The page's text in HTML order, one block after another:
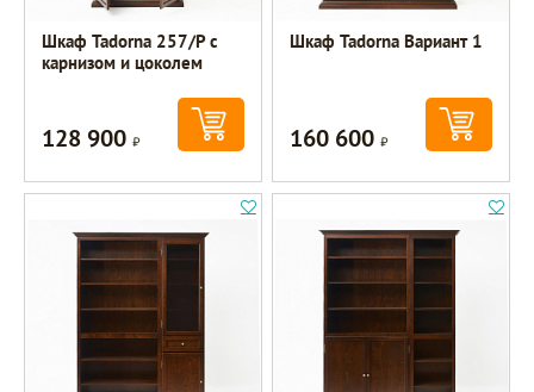
Шкаф Tadorna 257/Р с
карнизом и цоколем
128 900Р
Шкаф Tadorna Вариант 1
160 600Р